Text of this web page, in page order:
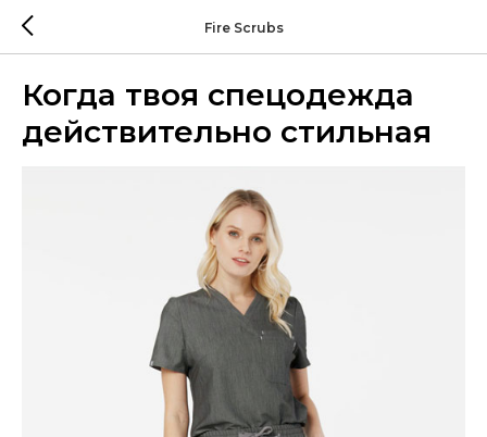
Fire Scrubs
Когда твоя спецодежда
действительно стильная